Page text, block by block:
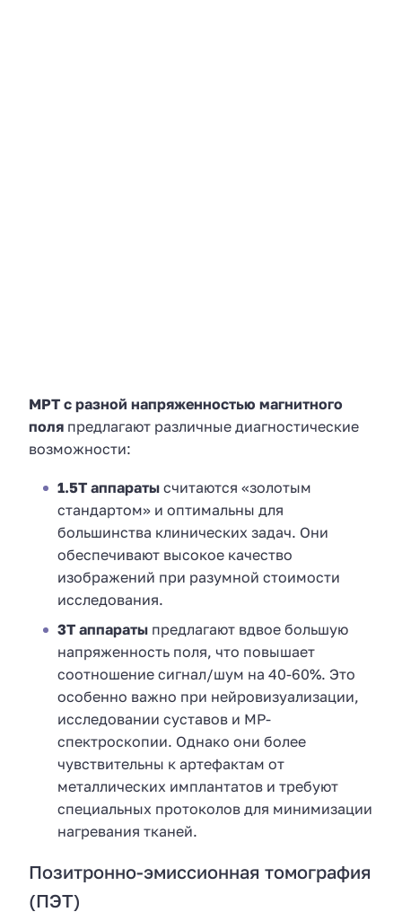
МРТ с разной напряженностью магнитного
поля предлагают различные диагностические
возможности:
1.5Т аппараты считаются «золотым
стандартом» и оптимальны для
большинства клинических задач. Они
обеспечивают высокое качество
изображений при разумной стоимости
исследования.
3Т аппараты предлагают вдвое большую
напряженность поля, что повышает
соотношение сигнал/шум на 40-60%. Это
особенно важно при нейровизуализации,
исследовании суставов и МР-
спектроскопии. Однако они более
чувствительны к артефактам от
металлических имплантатов и требуют
специальных протоколов для минимизации
нагревания тканей.
Позитронно-эмиссионная томография
(ПЭТ)